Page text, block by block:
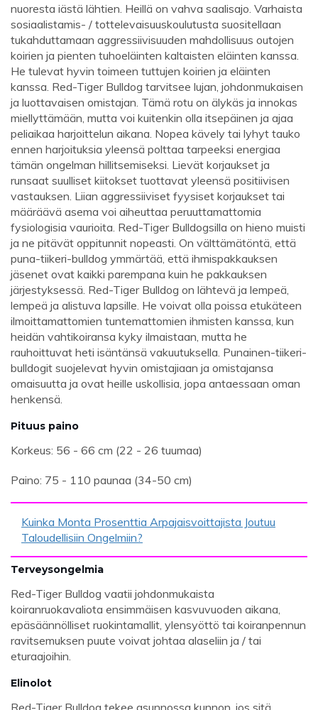
nuoresta iästä lähtien. Heillä on vahva saalisajo. Varhaista
sosiaalistamis- / tottelevaisuuskoulutusta suositellaan
tukahduttamaan aggressiivisuuden mahdollisuus outojen
koirien ja pienten tuhoeläinten kaltaisten eläinten kanssa.
He tulevat hyvin toimeen tuttujen koirien ja eläinten
kanssa. Red-Tiger Bulldog tarvitsee lujan, johdonmukaisen
ja luottavaisen omistajan. Tämä rotu on älykäs ja innokas
miellyttämään, mutta voi kuitenkin olla itsepäinen ja ajaa
peliaikaa harjoittelun aikana. Nopea kävely tai lyhyt tauko
ennen harjoituksia yleensä polttaa tarpeeksi energiaa
tämän ongelman hillitsemiseksi. Lievät korjaukset ja
runsaat suulliset kiitokset tuottavat yleensä positiivisen
vastauksen. Liian aggressiiviset fyysiset korjaukset tai
määräävä asema voi aiheuttaa peruuttamattomia
fysiologisia vaurioita. Red-Tiger Bulldogsilla on hieno muisti
ja ne pitävät oppitunnit nopeasti. On välttämätöntä, että
puna-tiikeri-bulldog ymmärtää, että ihmispakkauksen
jäsenet ovat kaikki parempana kuin he pakkauksen
järjestyksessä. Red-Tiger Bulldog on lähtevä ja lempeä,
lempeä ja alistuva lapsille. He voivat olla poissa etukäteen
ilmoittamattomien tuntemattomien ihmisten kanssa, kun
heidän vahtikoiransa kyky ilmaistaan, mutta he
rauhoittuvat heti isäntänsä vakuutuksella. Punainen-tiikeri-
bulldogit suojelevat hyvin omistajiaan ja omistajansa
omaisuutta ja ovat heille uskollisia, jopa antaessaan oman
henkensä.
Pituus paino
Korkeus: 56 - 66 cm (22 - 26 tuumaa)
Paino: 75 - 110 paunaa (34-50 cm)
Kuinka Monta Prosenttia Arpajaisvoittajista Joutuu
Taloudellisiin Ongelmiin?
Terveysongelmia
Red-Tiger Bulldog vaatii johdonmukaista
koiranruokavaliota ensimmäisen kasvuvuoden aikana,
epäsäännölliset ruokintamallit, ylensyöttö tai koiranpennun
ravitsemuksen puute voivat johtaa alaseliin ja / tai
eturaajoihin.
Elinolot